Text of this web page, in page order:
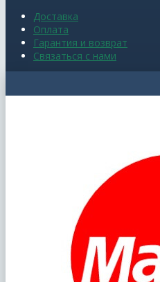
Доставка
Оплата
Гарантия и возврат
Связаться с нами